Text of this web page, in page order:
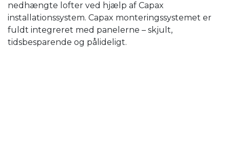
nedhængte lofter ved hjælp af Capax
installationssystem. Capax monteringssystemet er
fuldt integreret med panelerne – skjult,
tidsbesparende og pålideligt.